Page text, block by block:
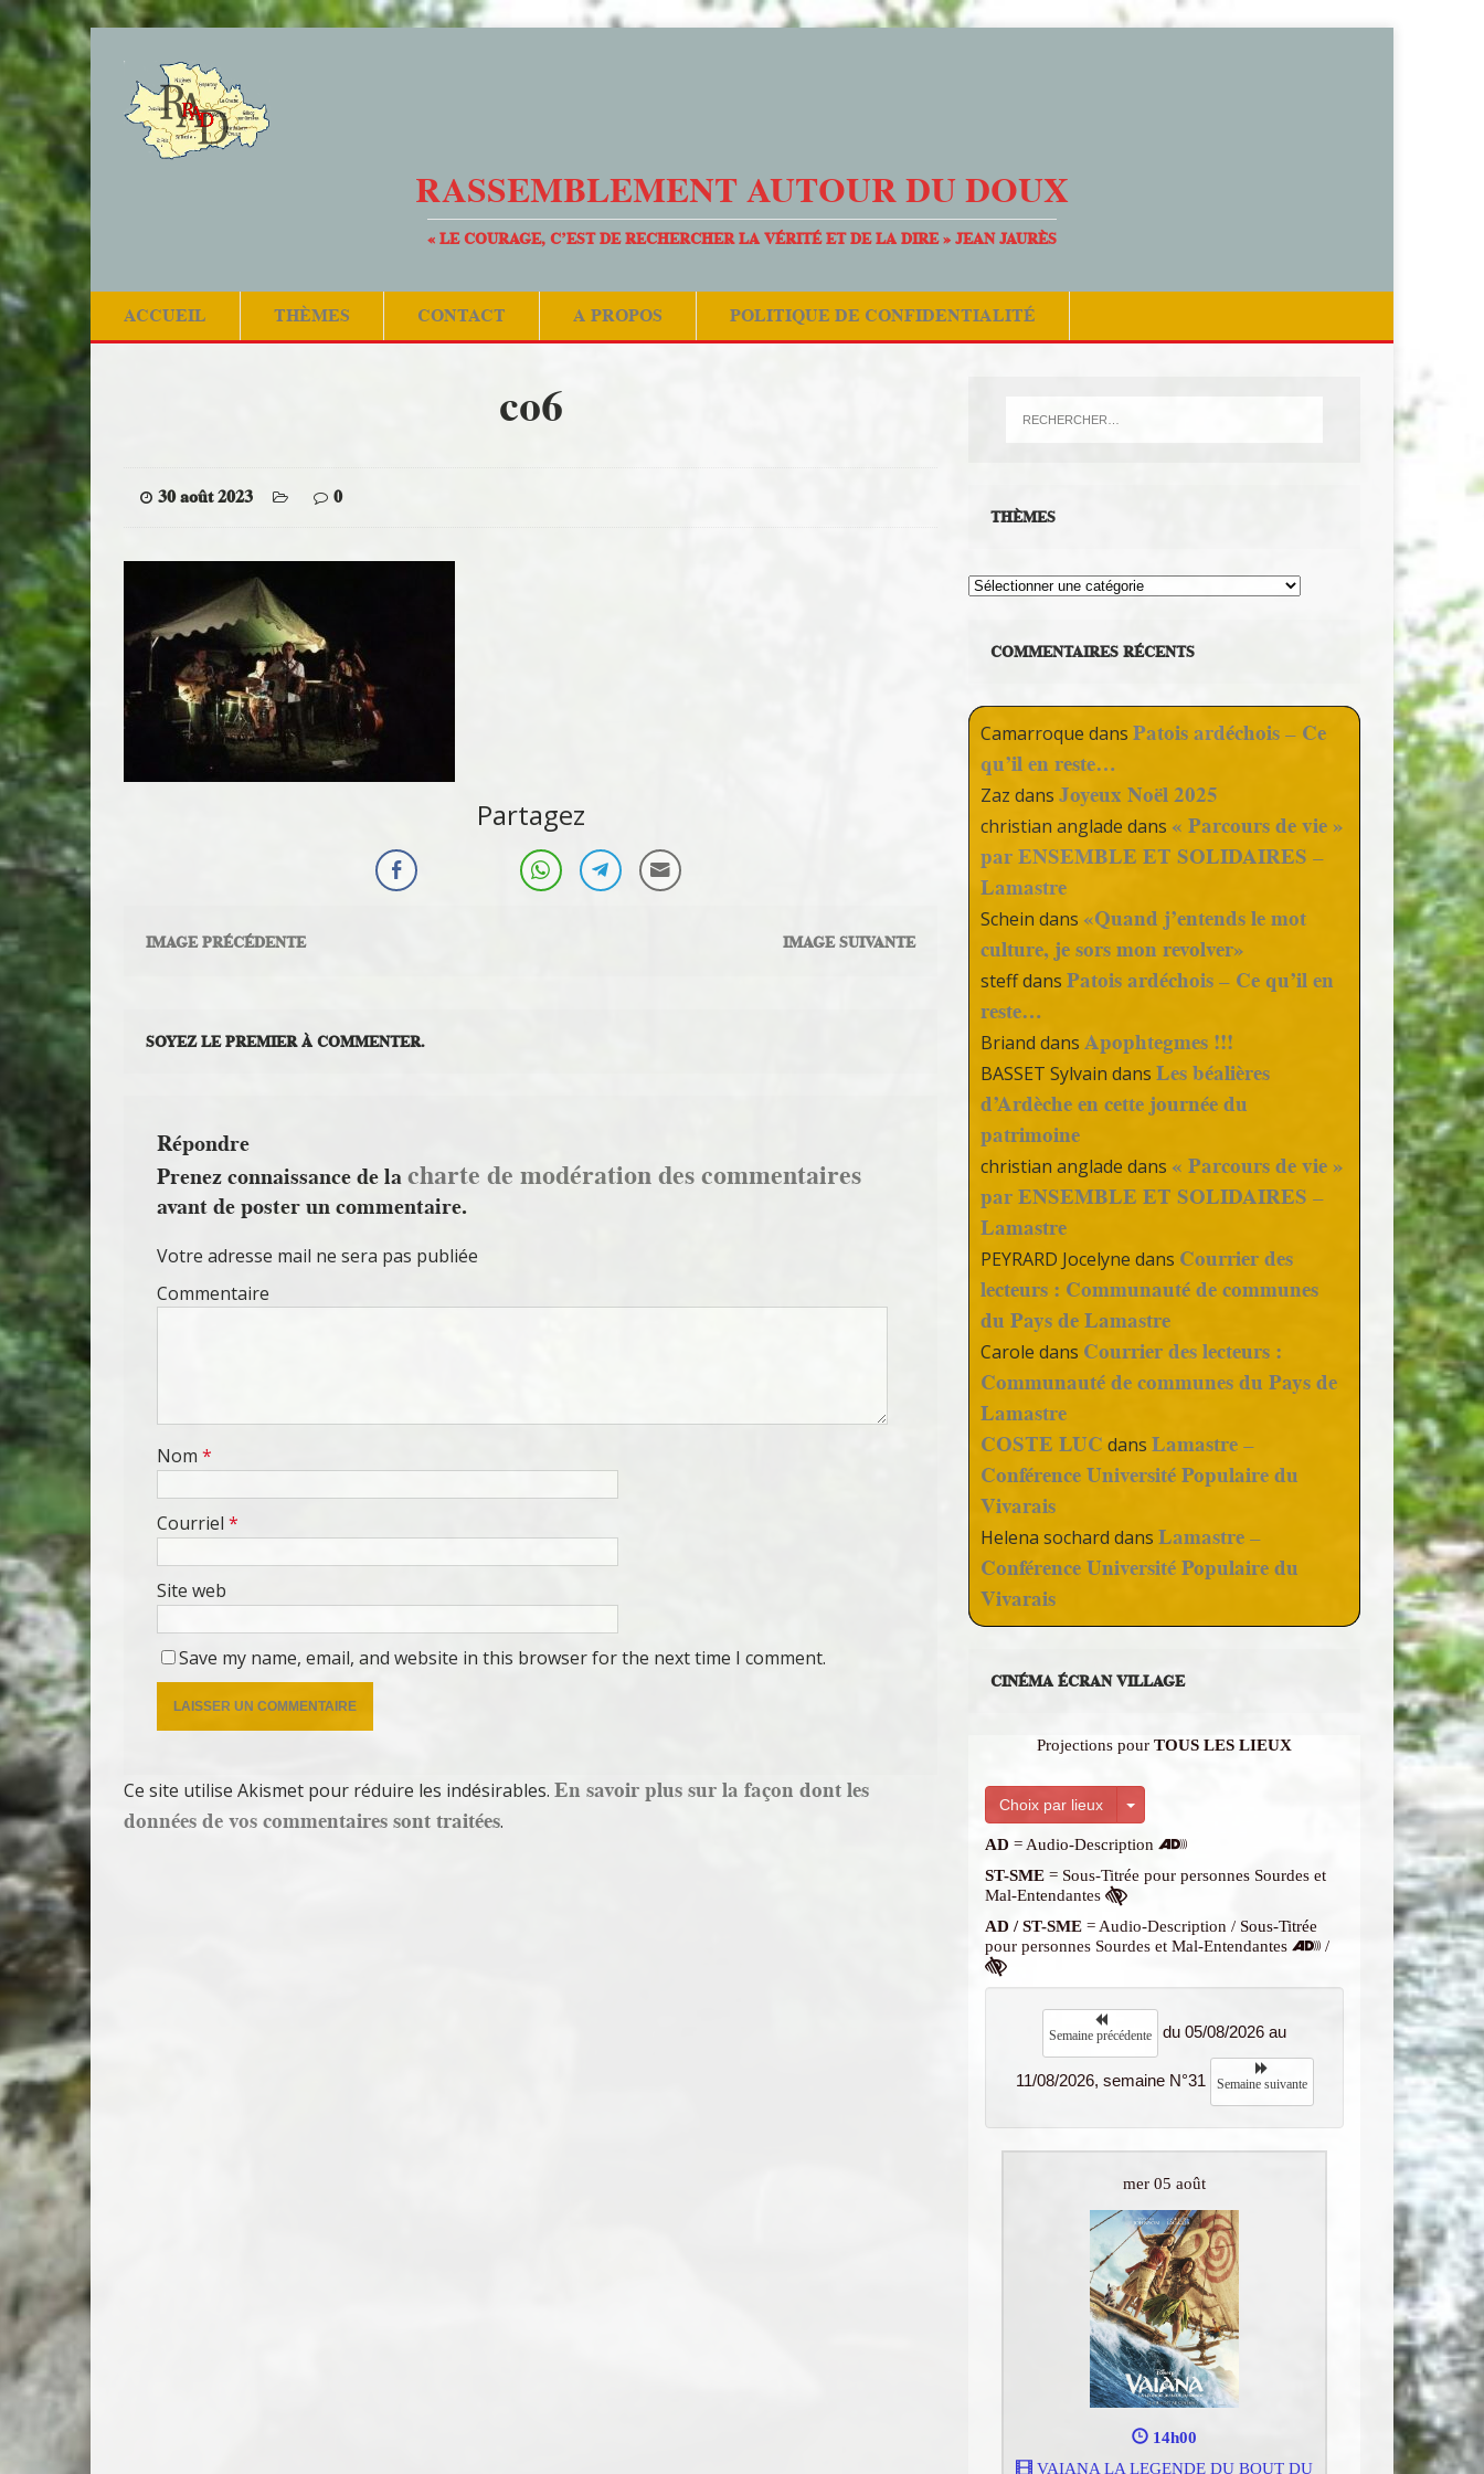
RASSEMBLEMENT AUTOUR DU DOUX
« LE COURAGE, C’EST DE RECHERCHER LA VÉRITÉ ET DE LA DIRE » JEAN JAURÈS
ACCUEIL THÈMES CONTACT A PROPOS POLITIQUE DE CONFIDENTIALITÉ
co6
30 août 2023 0
Partagez
IMAGE PRÉCÉDENTE IMAGE SUIVANTE
SOYEZ LE PREMIER À COMMENTER.
Répondre
Prenez connaissance de lacharte de modération des commentaires
avant de poster un commentaire.
Votre adresse mail ne sera pas publiée
Commentaire
Nom *
Courriel *
Site web
Save my name, email, and website in this browser for the next time I comment.
Ce site utilise Akismet pour réduire les indésirables. En savoir plus sur la façon dont les
données de vos commentaires sont traitées.
THÈMES
Thèmes
COMMENTAIRES RÉCENTS
Camarroque dansPatois ardéchois – Ce
qu’il en reste…
Zaz dansJoyeux Noël 2025
christian anglade dans « Parcours de vie »
par ENSEMBLE ET SOLIDAIRES –
Lamastre
Schein dans «Quand j’entends le mot
culture, je sors mon revolver»
steffdansPatois ardéchois – Ce qu’il en
reste…
Briand dansApophtegmes !!!
BASSET Sylvain dansLes béalières
d’Ardèche en cette journée du
patrimoine
christian anglade dans « Parcours de vie »
par ENSEMBLE ET SOLIDAIRES –
Lamastre
PEYRARD Jocelyne dans Courrier des
lecteurs : Communauté de communes
du Pays de Lamastre
Carole dans Courrier des lecteurs :
Communauté de communes du Pays de
Lamastre
COSTE LUC dansLamastre –
Conférence Université Populaire du
Vivarais
Helena sochard dansLamastre –
Conférence Université Populaire du
Vivarais
CINÉMA ÉCRAN VILLAGE